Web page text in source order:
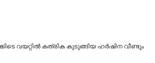
വയറ്റിൽ കത്രിക കുടുങ്ങിയ ഹർഷിന വീണ്ടും